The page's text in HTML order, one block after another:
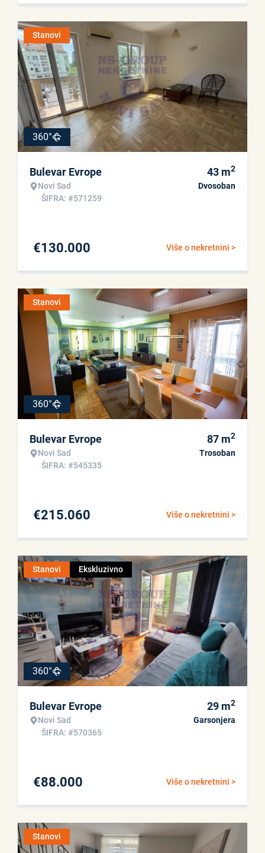
Stanovi
360°
Bulevar Evrope
Novi Sad
ŠIFRA: #571259
43 m2
Dvosoban
Više o nekretnini >
€130.000
Stanovi
360°
Bulevar Evrope
Novi Sad
ŠIFRA: #545335
87 m2
Trosoban
Više o nekretnini >
€215.060
Stanovi Ekskluzivno
360°
Bulevar Evrope
Novi Sad
ŠIFRA: #570365
29 m2
Garsonjera
Više o nekretnini >
€88.000
Stanovi